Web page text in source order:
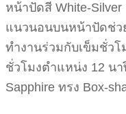
หน้าปัดสี White-
แนวนอนบนหน้าปัดช่ว
ทำงานร่วมกับเข็มชั่ว
ชั่วโมงตำแหน่ง 12 น
Sapphire ทรง Box-